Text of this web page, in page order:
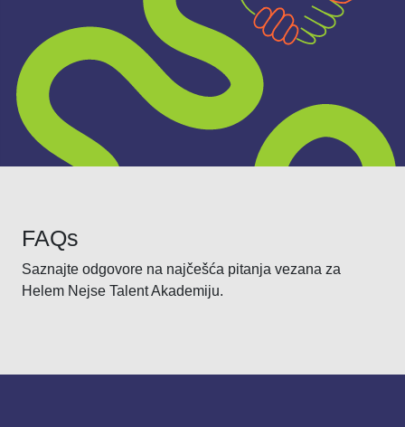
FAQs
Saznajte odgovore na najčešća pitanja vezana za
Helem Nejse Talent Akademiju.